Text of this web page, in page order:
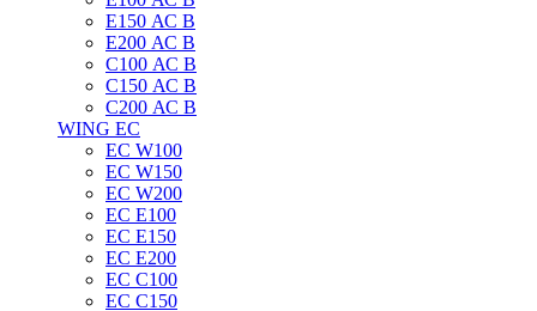
E150 АС B
E200 АС B
C100 АС B
C150 АС B
C200 АС B
WING EC
ЕС W100
ЕС W150
ЕС W200
ЕС E100
ЕС E150
ЕС E200
ЕС C100
EC C150